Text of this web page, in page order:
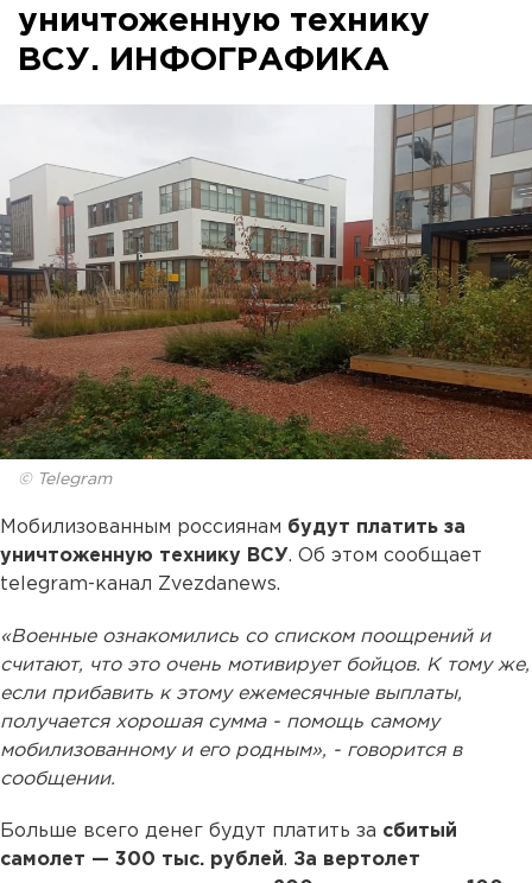
уничтоженную технику
ВСУ. ИНФОГРАФИКА
© Telegram
Мобилизованным россиянам будут платить за
уничтоженную технику ВСУ. Об этом сообщает
telegram-канал Zvezdanews.
«Военные ознакомились со списком поощрений и
считают, что это очень мотивирует бойцов. К тому же,
если прибавить к этому ежемесячные выплаты,
получается хорошая сумма - помощь самому
мобилизованному и его родным», - говорится в
сообщении.
Больше всего денег будут платить за сбитый
самолет — 300 тыс. рублей. За вертолет